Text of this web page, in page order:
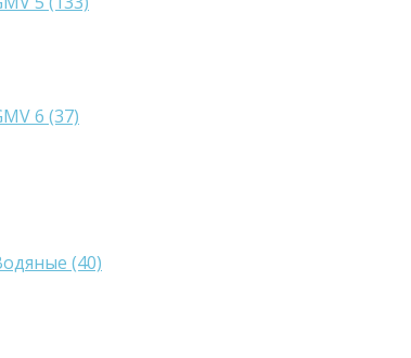
6 (37)
(40)